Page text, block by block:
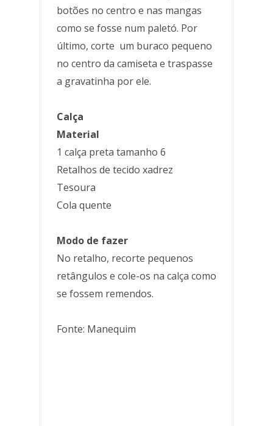
botões no centro e nas mangas
como se fosse num paletó. Por
último, corte um buraco pequeno
no centro da camiseta e traspasse
a gravatinha por ele.
Calça
Material
1 calça preta tamanho 6
Retalhos de tecido xadrez
Tesoura
Cola quente
Modo de fazer
No retalho, recorte pequenos
retângulos e cole-os na calça como
se fossem remendos.
Fonte: Manequim